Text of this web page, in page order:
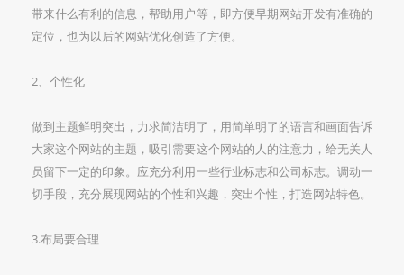
带来什么有利的信息，帮助用户等，即方便早期网站开发有准确的
定位，也为以后的网站优化创造了方便。
2、个性化
做到主题鲜明突出，力求简洁明了，用简单明了的语言和画面告诉
大家这个网站的主题，吸引需要这个网站的人的注意力，给无关人
员留下一定的印象。应充分利用一些行业标志和公司标志。调动一
切手段，充分展现网站的个性和兴趣，突出个性，打造网站特色。
3.布局要合理